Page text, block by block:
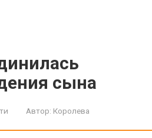
сына
Автор: Королева